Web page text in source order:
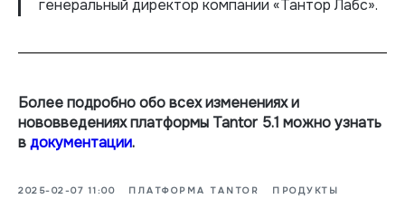
генеральный директор компании «Тантор Лабс».
Более подробно обо всех изменениях и
нововведениях платформы Tantor 5.1 можно узнать
вдокументации.
2025-02-07 11:00 ПЛАТФОРМА TANTOR ПРОДУКТЫ